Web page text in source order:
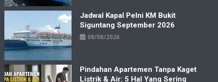
Jadwal Kapal Pelni KM Bukit
Siguntang September 2026
08/08/2026
Pindahan Apartemen Tanpa Kaget
Listrik & Air: 5 Hal Yang Sering